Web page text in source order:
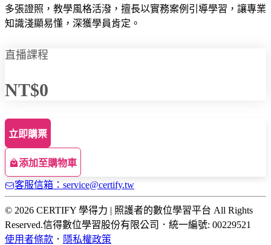
多張證照，教學風格活潑，擅長以實務案例引導學習，讓專業
知識淺顯易懂，深獲學員肯定。
直播課程
NT$0
立即購票
添加至購物車
客服信箱：service@certify.tw
© 2026 CERTIFY 學得力 | 照護者的數位學習平台 All Rights
Reserved.信得數位學習股份有限公司 ． 統一編號: 00229521
使用者條款 ． 隱私權政策